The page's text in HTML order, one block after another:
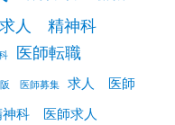
人 精神科
医師転職
医師募集 求人 医師
神科 医師求人